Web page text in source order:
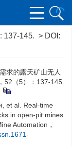
: 137-145. > DOI:
求的露天矿山无人
52（5）：137-145.
et al. Real-time
in open-pit mines
Automation，